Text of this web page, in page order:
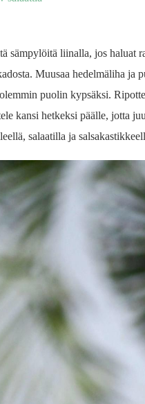
sämpylöitä liinalla, jos haluat
Muusaa hedelmäliha ja
puolin kypsäksi.
kansi hetkeksi päälle, jotta
salaatilla ja